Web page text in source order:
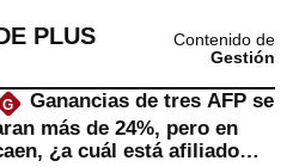
PLUS
Contenido de
Gestión
G
Ganancias de tres AFP se
más de 24%, pero en
¿a cuál está afiliado